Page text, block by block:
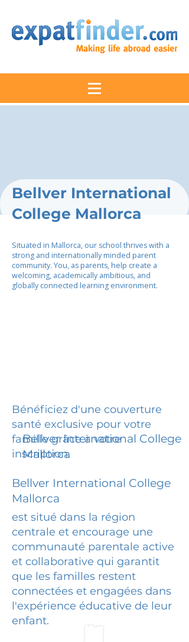
Bellver International
College Mallorca
Situated in Mallorca, our school thrives with a
strong and internationally minded parent
community. You, as parents, help create a
welcoming, academically ambitious, and
globally connected learning environment.
Bénéficiez d'une couverture
santé exclusive pour votre
famille grâce à votre
inscription.
Bellver International College
Mallorca
Bellver International College
Mallorca
est situé dans la région
centrale et encourage une
communauté parentale active
et collaborative qui garantit
que les familles restent
connectées et engagées dans
l'expérience éducative de leur
enfant.